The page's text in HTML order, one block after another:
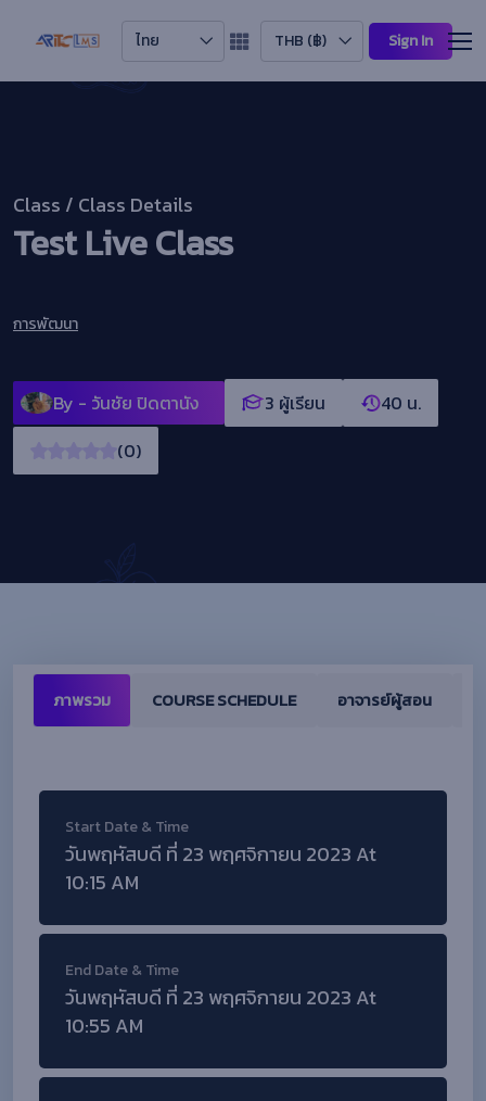
ไทย THB (฿) Sign In
Class / Class Details
Test Live Class
การพัฒนา
By - วันชัย ปิดตานัง 3 ผู้เรียน
40 น.
(0)
ภาพรวม COURSE SCHEDULE อาจารย์ผู้สอน
Start Date & Time
วันพฤหัสบดี ที่ 23 พฤศจิกายน 2023 At
10:15 AM
End Date & Time
วันพฤหัสบดี ที่ 23 พฤศจิกายน 2023 At
10:55 AM